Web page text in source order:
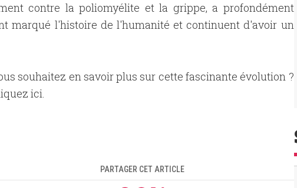
contre la poliomyélite et la grippe, a profondément
marqué l'histoire de l'humanité et continuent d'avoir un
souhaitez en savoir plus sur cette fascinante évolution ?
ici.
PARTAGER CET ARTICLE